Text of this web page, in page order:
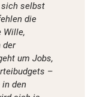
sich selbst
die
Wille,
der
um Jobs,
–
in den